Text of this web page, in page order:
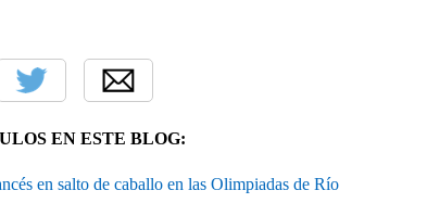
EN ESTE BLOG:
en salto de caballo en las Olimpiadas de Río